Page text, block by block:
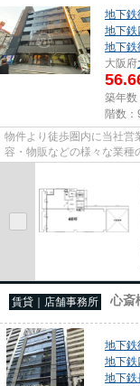
地下鉄
地下鉄
地下鉄
大阪府
築年数
階数：
物件より徒歩圏内に当社営
容・物販などの様々な業種
尚、弊社ではおとり広告は
賃貸｜店舗事務所 心斎
地下鉄
地下鉄
地下鉄